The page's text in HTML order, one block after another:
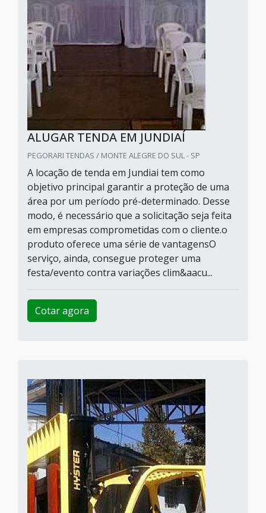
ALUGAR TENDA EM JUNDIAÍ
PEGORARI TENDAS / MONTE ALEGRE DO SUL - SP
A locação de tenda em Jundiai tem como
objetivo principal garantir a proteção de uma
área por um período pré-determinado. Desse
modo, é necessário que a solicitação seja feita
em empresas comprometidas com o cliente.o
produto oferece uma série de vantagensO
serviço, ainda, consegue proteger uma
festa/evento contra variações clim&aacu...
Cotar agora